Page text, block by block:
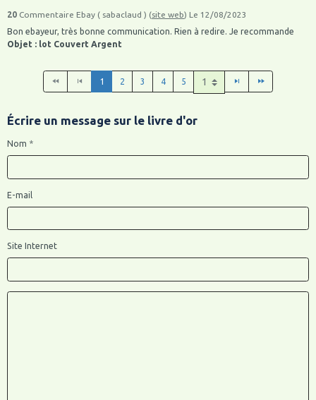
20 Commentaire Ebay ( sabaclaud ) (site web) Le 12/08/2023
Bon ebayeur, très bonne communication. Rien à redire. Je recommande
Objet : lot Couvert Argent
1 2 3 4 5
Écrire un message sur le livre d'or
Nom
E-mail
Site Internet